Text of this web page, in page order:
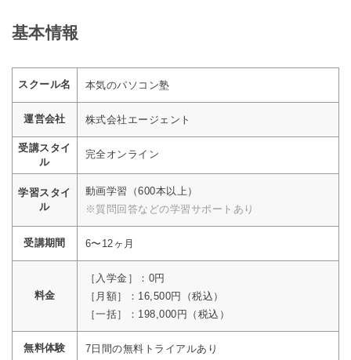
基本情報
スクール名 本気のパソコン塾
運営会社 株式会社エージェント
受講スタイ
ル
完全オンライン
学習スタイ
ル
動画学習（600本以上）
※質問回答などの学習サポートあり
受講期間 6〜12ヶ月
料金
［入学金］：0円
［月額］：16,500円（税込）
［一括］：198,000円（税込）
無料体験 7日間の無料トライアルあり